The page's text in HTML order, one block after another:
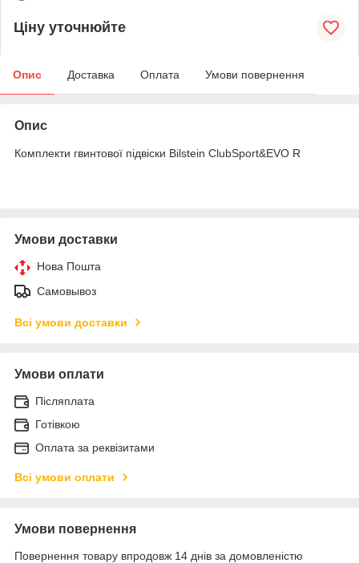
Ціну уточнюйте
Опис Доставка Оплата Умови повернення
Опис
Комплекти гвинтової підвіски Bilstein ClubSport&EVO R
Умови доставки
Нова Пошта
Самовывоз
Всі умови доставки
Умови оплати
Післяплата
Готівкою
Оплата за реквізитами
Всі умови оплати
Умови повернення
Повернення товару впродовж 14 днів за домовленістю